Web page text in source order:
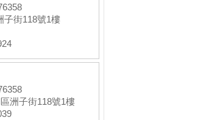
子街118號1樓
洲子街118號1樓